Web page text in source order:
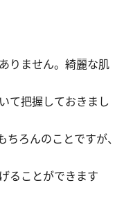
りません。綺麗な肌
て把握しておきまし
ろんのことですが、
ることができます